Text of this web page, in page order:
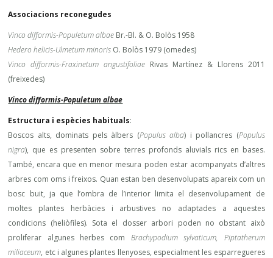
Associacions reconegudes
Vinco difformis-Populetum albae Br.-Bl. & O. Bolòs 1958
Hedero helicis-Ulmetum minoris O. Bolòs 1979 (omedes)
Vinco difformis-Fraxinetum angustifoliae Rivas Martínez & Llorens 2011
(freixedes)
Vinco difformis-Populetum albae
Estructura i espècies habituals:
Boscos alts, dominats pels àlbers (Populus alba) i pollancres (Populus
nigra), que es presenten sobre terres profonds aluvials rics en bases.
També, encara que en menor mesura poden estar acompanyats d’altres
arbres com oms i freixos. Quan estan ben desenvolupats apareix com un
bosc buit, ja que l’ombra de l’interior limita el desenvolupament de
moltes plantes herbàcies i arbustives no adaptades a aquestes
condicions (heliòfiles). Sota el dosser arbori poden no obstant això
proliferar algunes herbes com Brachypodium sylvaticum, Piptatherum
miliaceum, etc i algunes plantes llenyoses, especialment les esparregueres